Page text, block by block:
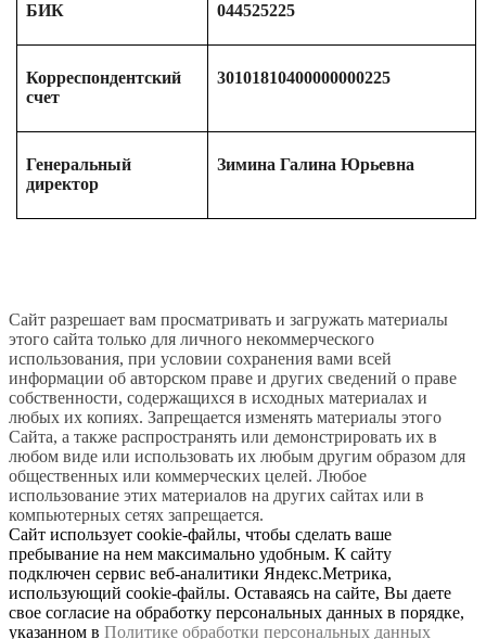
БИК 044525225
Корреспондентский
счет
30101810400000000225
Генеральный
директор
Зимина Галина Юрьевна
Сайт разрешает вам просматривать и загружать материалы
этого сайта только для личного некоммерческого
использования, при условии сохранения вами всей
информации об авторском праве и других сведений о праве
собственности, содержащихся в исходных материалах и
любых их копиях. Запрещается изменять материалы этого
Сайта, а также распространять или демонстрировать их в
любом виде или использовать их любым другим образом для
общественных или коммерческих целей. Любое
использование этих материалов на других сайтах или в
компьютерных сетях запрещается.
Сайт использует cookie-файлы, чтобы сделать ваше
пребывание на нем максимально удобным. К сайту
подключен сервис веб-аналитики Яндекс.Метрика,
использующий cookie-файлы. Оставаясь на сайте, Вы даете
свое согласие на обработку персональных данных в порядке,
указанном в Политике обработки персональных данных